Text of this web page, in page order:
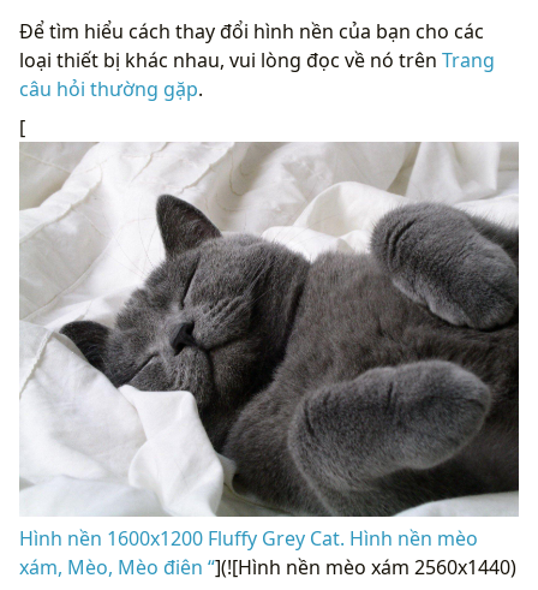
Để tìm hiểu cách thay đổi hình nền của bạn cho các
loại thiết bị khác nhau, vui lòng đọc về nó trên Trang
câu hỏi thường gặp.
[
Hình nền 1600x1200 Fluffy Grey Cat. Hình nền mèo
xám, Mèo, Mèo điên “](![Hình nền mèo xám 2560x1440)